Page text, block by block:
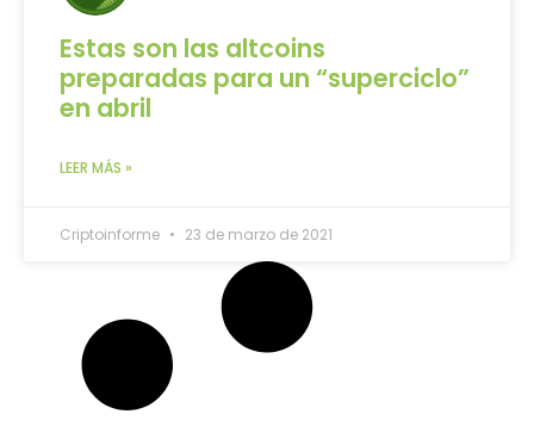
Estas son las altcoins
preparadas para un “superciclo”
en abril
LEER MÁS »
Criptoinforme 23 de marzo de 2021